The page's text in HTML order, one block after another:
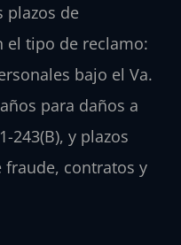
plazos de
el tipo de reclamo:
bajo el Va.
para daños a
243(B), y plazos
fraude, contratos y